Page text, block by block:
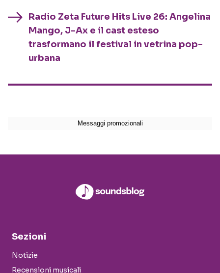
Radio Zeta Future Hits Live 26: Angelina
Mango, J-Ax e il cast esteso
trasformano il festival in vetrina pop-
urbana
Sezioni
Notizie
Recensioni musicali